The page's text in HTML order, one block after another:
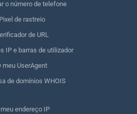
o número de telefone
Pixel de rastreio
de URL
IP e barras de utilizador
meu UserAgent
de domínios WHOIS
endereço IP